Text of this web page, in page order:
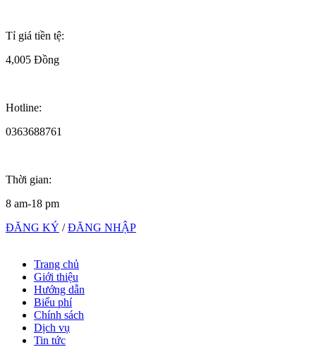
Tỉ giá tiền tệ:
4,005 Đồng
Hotline:
0363688761
Thời gian:
8 am-18 pm
ĐĂNG KÝ /ĐĂNG NHẬP
Trang chủ
Giới thiệu
Hướng dẫn
Biểu phí
Chính sách
Dịch vụ
Tin tức